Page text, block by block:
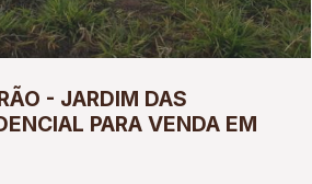
- JARDIM DAS
PARA VENDA EM